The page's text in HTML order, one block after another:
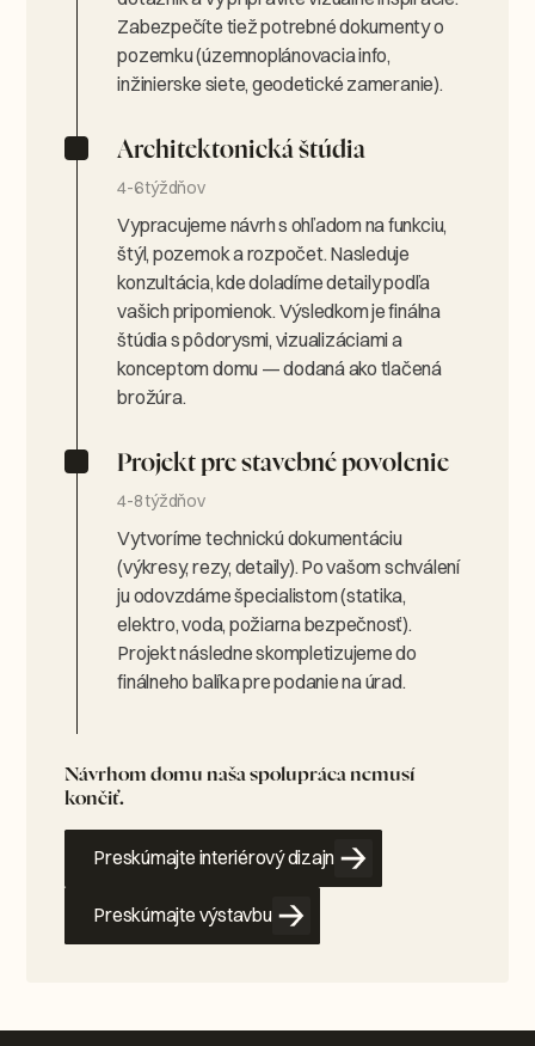
Zabezpečíte tiež potrebné dokumenty o
pozemku (územnoplánovacia info,
inžinierske siete, geodetické zameranie).
Architektonická štúdia
4-6 týždňov
Vypracujeme návrh s ohľadom na funkciu,
štýl, pozemok a rozpočet. Nasleduje
konzultácia, kde doladíme detaily podľa
vašich pripomienok. Výsledkom je finálna
štúdia s pôdorysmi, vizualizáciami a
konceptom domu — dodaná ako tlačená
brožúra.
Projekt pre stavebné povolenie
4-8 týždňov
Vytvoríme technickú dokumentáciu
(výkresy, rezy, detaily). Po vašom schválení
ju odovzdáme špecialistom (statika,
elektro, voda, požiarna bezpečnosť).
Projekt následne skompletizujeme do
finálneho balíka pre podanie na úrad.
Návrhom domu naša spolupráca nemusí
končiť.
Preskúmajte interiérový dizajn
Preskúmajte výstavbu